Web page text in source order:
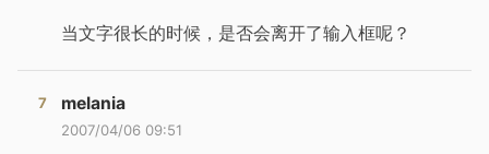
当文字很长的时候，是否会离开了输入框呢？
melania
2007/04/06 09:51